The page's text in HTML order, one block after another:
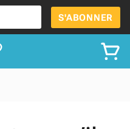
S'ABONNER